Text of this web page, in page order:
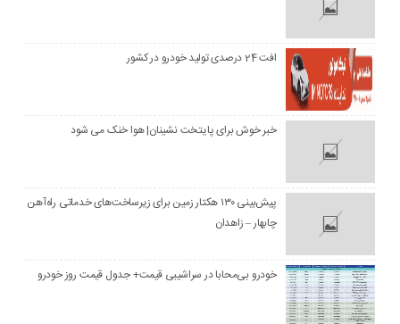
افت 24 درصدی تولید خودرو در کشور
خبر خوش برای پایتخت نشینان| هوا خنک می شود
پیش‌بینی ۱۳۰ هکتار زمین برای زیرساخت‌های خدماتی راه‌آهن
چابهار – زاهدان
خودرو بی‌محابا در سراشیبی قیمت+ جدول قیمت روز خودرو